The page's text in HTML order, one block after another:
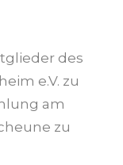
des
e.V. zu
am
zu